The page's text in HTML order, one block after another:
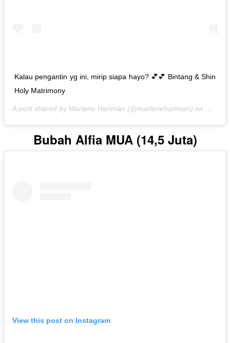
Kalau pengantin yg ini, mirip siapa hayo? 💕💕 Bintang & Shin
Holy Matrimony
A post shared by Marlene Hariman (@marlenehariman) on Oct
Bubah Alfia MUA (14,5 Juta)
View this post on Instagram